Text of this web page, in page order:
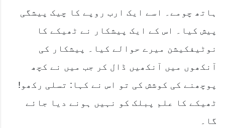
ہاتھ چومے۔ اسے ایک ارب روپے کا چیک پیشگی
پیش کیا۔ اس کے ایک پیشکار نے ٹھیکے کا
نوٹیفکیشن میرے حوالے کیا۔ پیشکار کی
آنکھوں میں آنکھیں ڈال کر جب میں نے کچھ
پوچھنے کی کوشش کی تو اس نے کہا: تسلی رکھو!
ٹھیکے کا علم پبلک کو نہیں ہونے دیا جائے
گا۔